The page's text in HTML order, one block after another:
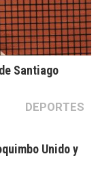
Santiago
DEPORTES
Unido y